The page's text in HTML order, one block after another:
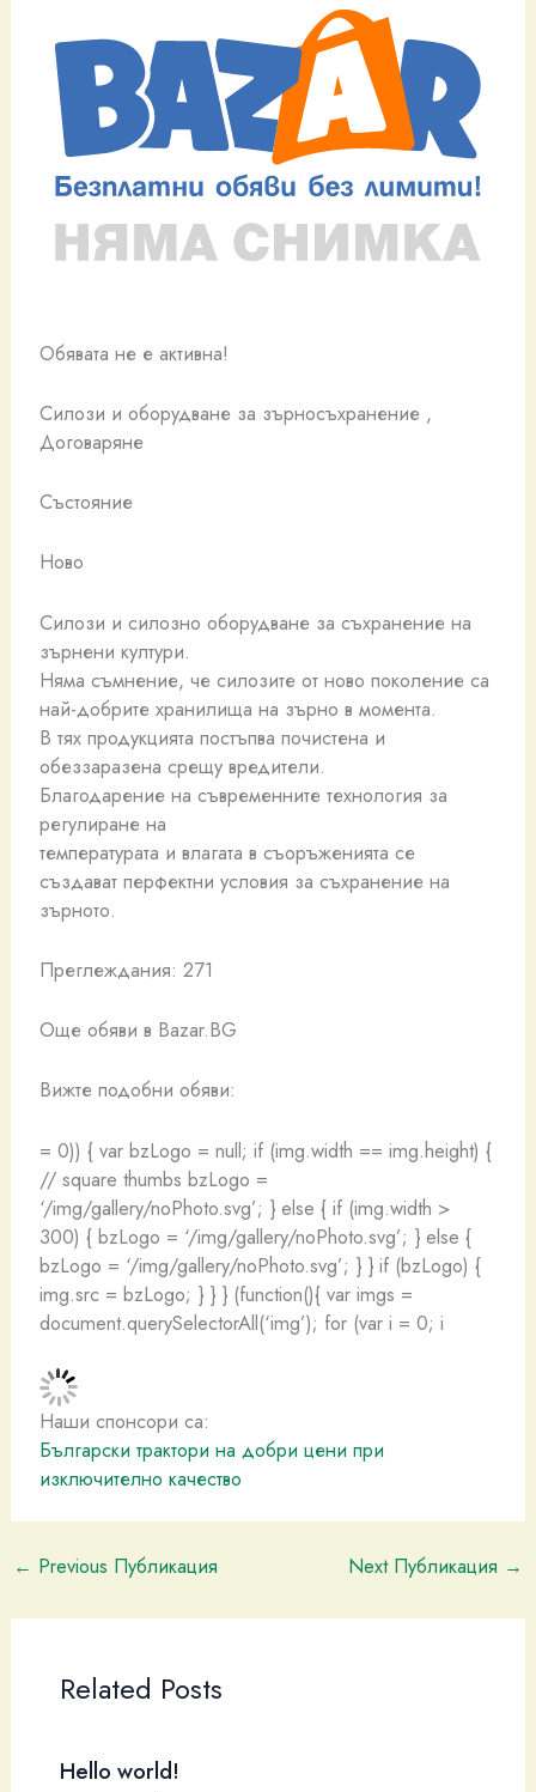
Обявата не е активна!
Силози и оборудване за зърносъхранение ,
Договаряне
Състояние
Ново
️Силози и силозно оборудване за съхранение на
зърнени култури.
️Няма съмнение, че силозите от ново поколение са
най-добрите хранилища на зърно в момента.
️В тях продукцията постъпва почистена и
обеззаразена срещу вредители.
️Благодарение на съвременните технология за
регулиране на
температурата и влагата в съоръженията се
създават перфектни условия за съхранение на
зърното.
Преглеждания: 271
Още обяви в Bazar.BG
Вижте подобни обяви:
= 0)) { var bzLogo = null; if (img.width == img.height) {
// square thumbs bzLogo =
‘/img/gallery/noPhoto.svg’; } else { if (img.width >
300) { bzLogo = ‘/img/gallery/noPhoto.svg’; } else {
bzLogo = ‘/img/gallery/noPhoto.svg’; } } if (bzLogo) {
img.src = bzLogo; } } } (function(){ var imgs =
document.querySelectorAll(‘img’); for (var i = 0; i
Наши спонсори са:
Български трактори на добри цени при
изключително качество
← Previous Публикация Next Публикация →
Related Posts
Hello world!